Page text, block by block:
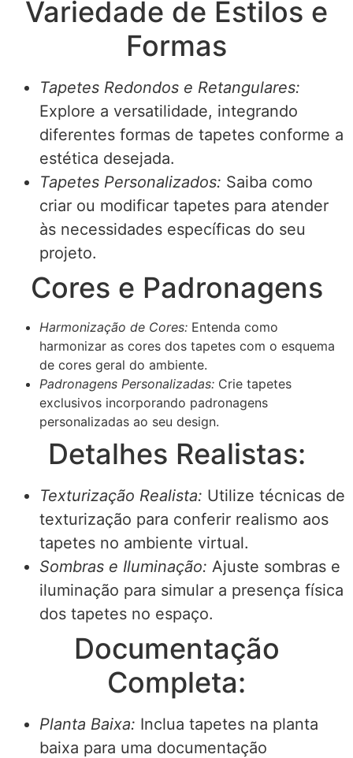
Variedade de Estilos e
Formas
Tapetes Redondos e Retangulares:
Explore a versatilidade, integrando
diferentes formas de tapetes conforme a
estética desejada.
Tapetes Personalizados: Saiba como
criar ou modificar tapetes para atender
às necessidades específicas do seu
projeto.
Cores e Padronagens
Harmonização de Cores: Entenda como
harmonizar as cores dos tapetes com o esquema
de cores geral do ambiente.
Padronagens Personalizadas: Crie tapetes
exclusivos incorporando padronagens
personalizadas ao seu design.
Detalhes Realistas:
Texturização Realista: Utilize técnicas de
texturização para conferir realismo aos
tapetes no ambiente virtual.
Sombras e Iluminação: Ajuste sombras e
iluminação para simular a presença física
dos tapetes no espaço.
Documentação
Completa:
Planta Baixa: Inclua tapetes na planta
baixa para uma documentação